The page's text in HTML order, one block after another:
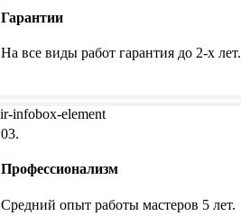
Гарантии
На все виды работ гарантия до 2-х лет.
03.
Профессионализм
Средний опыт работы мастеров 5 лет.